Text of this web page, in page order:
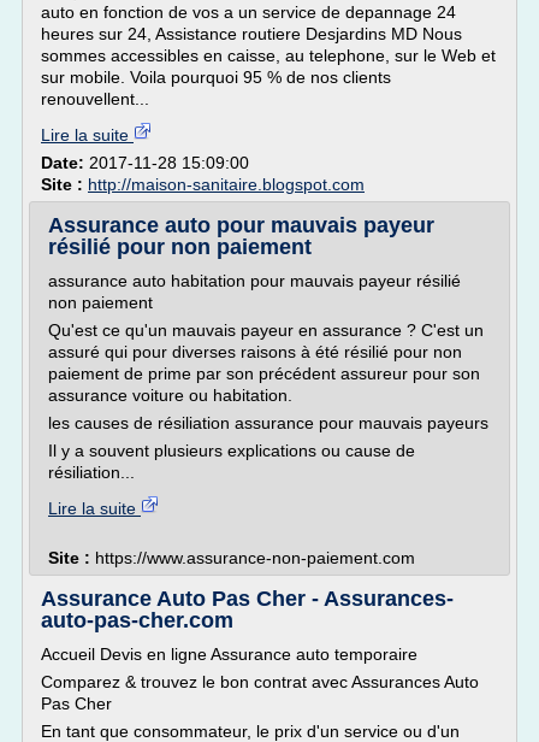
auto en fonction de vos a un service de depannage 24
heures sur 24, Assistance routiere Desjardins MD Nous
sommes accessibles en caisse, au telephone, sur le Web et
sur mobile. Voila pourquoi 95 % de nos clients
renouvellent...
Lire la suite
Date: 2017-11-28 15:09:00
Site : http://maison-sanitaire.blogspot.com
Assurance auto pour mauvais payeur
résilié pour non paiement
assurance auto habitation pour mauvais payeur résilié
non paiement
Qu'est ce qu'un mauvais payeur en assurance ? C'est un
assuré qui pour diverses raisons à été résilié pour non
paiement de prime par son précédent assureur pour son
assurance voiture ou habitation.
les causes de résiliation assurance pour mauvais payeurs
Il y a souvent plusieurs explications ou cause de
résiliation...
Lire la suite
Site : https://www.assurance-non-paiement.com
Assurance Auto Pas Cher - Assurances-
auto-pas-cher.com
Accueil Devis en ligne Assurance auto temporaire
Comparez & trouvez le bon contrat avec Assurances Auto
Pas Cher
En tant que consommateur, le prix d'un service ou d'un